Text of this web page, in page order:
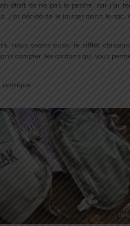
était de ne pas le perdre, car j’ai
j’ai décidé de le laisser dans le
nous avons aussi le sifflet
compter les cordons qui vous
pratique.